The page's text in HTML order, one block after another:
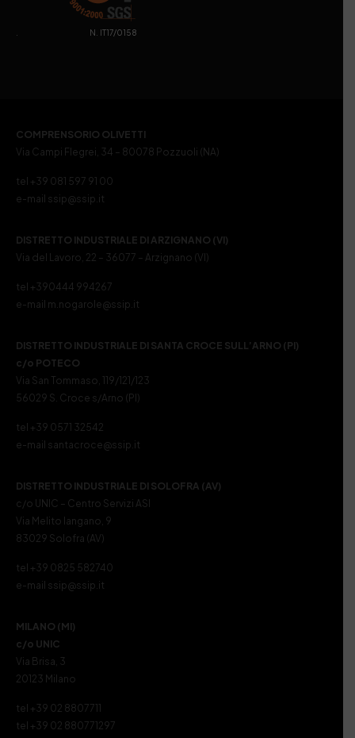
. N. IT17/0158
COMPRENSORIO OLIVETTI
Via Campi Flegrei, 34 – 80078 Pozzuoli (NA)
tel +39 081 597 91 00
e-mail ssip@ssip.it
DISTRETTO INDUSTRIALE DI ARZIGNANO (VI)
Via del Lavoro, 22 – 36077 – Arzignano (VI)
tel +390444 994267
e-mail m.nogarole@ssip.it
DISTRETTO INDUSTRIALE DI SANTA CROCE SULL’ARNO (PI)
c/o POTECO
Via San Tommaso, 119/121/123
56029 S. Croce s/Arno (PI)
tel +39 0571 32542
e-mail santacroce@ssip.it
DISTRETTO INDUSTRIALE DI SOLOFRA (AV)
c/o UNIC – Centro Servizi ASI
Via Melito Iangano, 9
83029 Solofra (AV)
tel +39 0825 582740
e-mail ssip@ssip.it
MILANO (MI)
c/o UNIC
Via Brisa, 3
20123 Milano
tel +39 02 8807711
tel +39 02 880771297